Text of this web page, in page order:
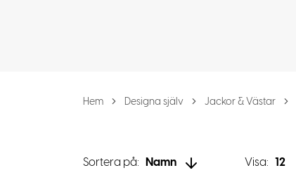
Hem Designa själv Jackor & Västar
Sortera på: Namn Visa: 12